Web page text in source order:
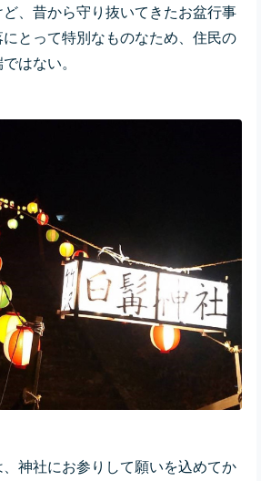
、昔から守り抜いてきたお盆行事
とって特別なものなため、住民の
はない。
神社にお参りして願いを込めてか